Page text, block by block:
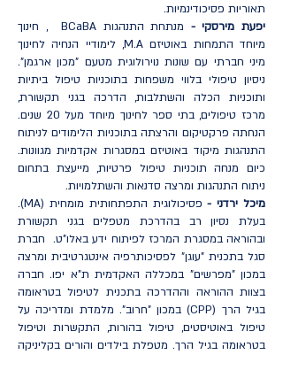
תאוריות פסיכודינמיות.
יפעת מירסקי -
מנתחת התנהגות BCaBA , חינוך
מיוחד התמחות באוטיזם M.A, לימודיי הנחיה לחינוך
מיני חברתי עם שונות נוירולוגית מטעם "מכון ארגמן".
ניסיון טיפולי בלווי משפחות בתוכניות טיפול ביתיות
ותוכניות הכלה והשתלבות, הדרכה בגני תקשורת,
מרכז טיפולים, בתי ספר לחינוך מיוחד מעל 20 שנים.
הנחתה פרקטיקום והרצתה בתוכניות הלימודים לניתוח
התנהגות מיקוד באוטיזם במסגרות אקדמיות מגוונות.
כיום מנחה תוכניות טיפול פרטיות, מייעצת בתחום
ניתוח התנהגות ומרצה סדנאות והשתלמויות.
מיכל ירדני -
פסיכולוגית התפתחותית מומחית (MA).
בעלת נסיון רב בהדרכת מטפלים בגני תקשורת
ובהוראה במסגרת המרכז לפיתוח ידע באלו"ט. חברת
סגל בתכנית "עוגן" לפסיכותרפיה אינטגרטיבית ומרצה
במכון "מפרשים" במכללה האקדמית ת"א יפו. חברה
בצוות ההוראה וההדרכה בתכנית לטיפול בטראומה
בגיל הרך (CPP) במכון "חרוב". מלמדת ומדריכה על
טיפול באוטיסטים, טיפול בהורות, התקשרות וטיפול
בטראומה בגיל הרך. מטפלת בילדים והורים בקליניקה